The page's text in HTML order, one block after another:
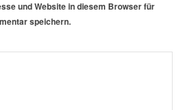
und Website in diesem Browser für
speichern.